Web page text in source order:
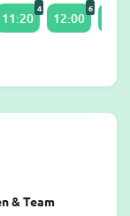
11:20
4
12:00
6
& Team